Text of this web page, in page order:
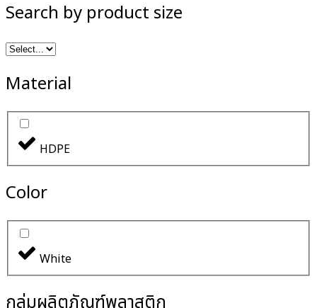
Search by product size
Material
HDPE
Color
White
กลุ่มผลิตภัณฑ์พลาสติก